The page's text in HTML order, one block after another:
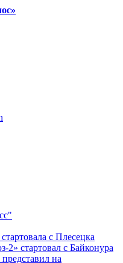
с Плесецка
2» стартовал с Байконура
на